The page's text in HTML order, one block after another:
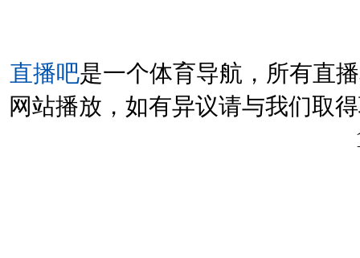
直播吧是一个体育导航，所有直
网站播放，如有异议请与我们取